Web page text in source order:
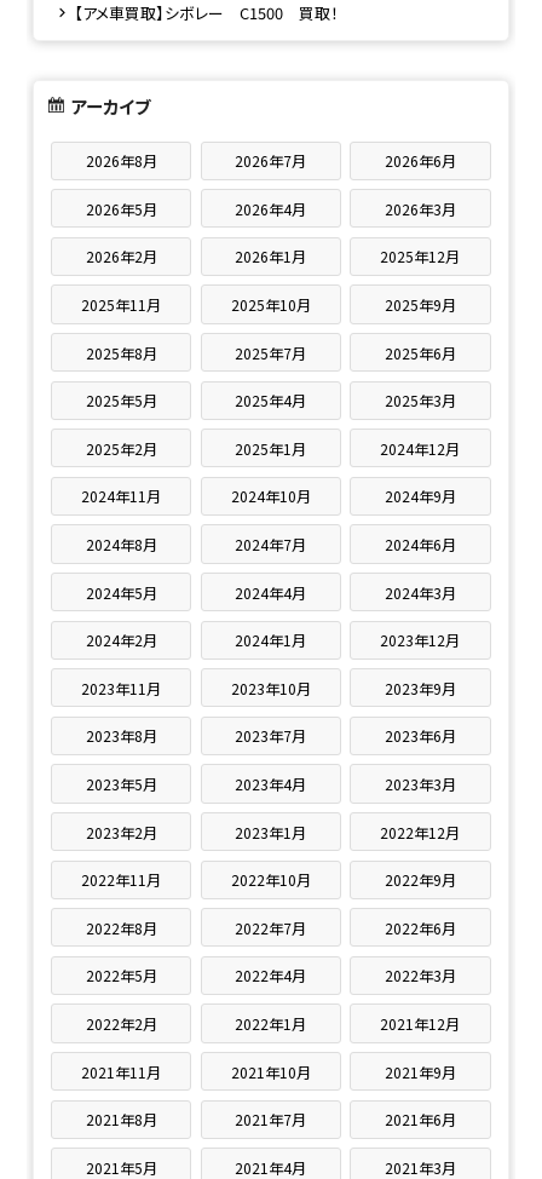
【アメ車買取】シボレー C1500 買取！
アーカイブ
2026年8月 2026年7月 2026年6月
2026年5月 2026年4月 2026年3月
2026年2月 2026年1月 2025年12月
2025年11月 2025年10月 2025年9月
2025年8月 2025年7月 2025年6月
2025年5月 2025年4月 2025年3月
2025年2月 2025年1月 2024年12月
2024年11月 2024年10月 2024年9月
2024年8月 2024年7月 2024年6月
2024年5月 2024年4月 2024年3月
2024年2月 2024年1月 2023年12月
2023年11月 2023年10月 2023年9月
2023年8月 2023年7月 2023年6月
2023年5月 2023年4月 2023年3月
2023年2月 2023年1月 2022年12月
2022年11月 2022年10月 2022年9月
2022年8月 2022年7月 2022年6月
2022年5月 2022年4月 2022年3月
2022年2月 2022年1月 2021年12月
2021年11月 2021年10月 2021年9月
2021年8月 2021年7月 2021年6月
2021年5月 2021年4月 2021年3月